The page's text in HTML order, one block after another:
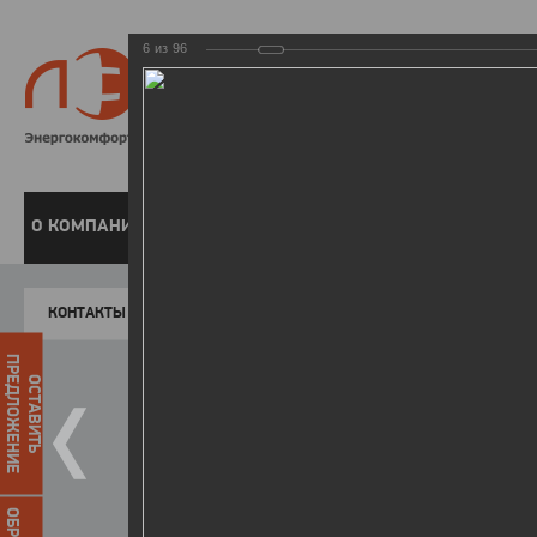
8 800
О КОМПАНИИ
КОНТАКТЫ
ОСТАВИТЬ
ПРЕДЛОЖЕНИЕ
6 из 96